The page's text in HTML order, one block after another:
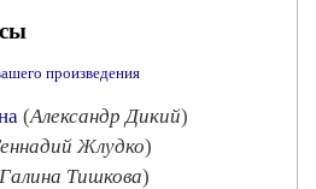
произведения
(Александр Дикий)
Жлудко)
Галина Тишкова)